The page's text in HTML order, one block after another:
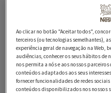
125 g de açúcar
125 g de amêndoas moídas
4 ovos
Ao clicar no botão "Aceitar todos",
terceiros (ou tecnologias semelhantes),
experiência geral de navegação na Web,
audiências, conhecer os seus hábitos de
nos permita a nós e aos nossos
conteúdos adaptados aos seus
fornecer funcionalidades de redes
conteúdos disponibilizados nos nossos